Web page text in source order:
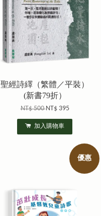
聖經詩繹（繁體／平裝）
(新書79折）
NT$ 500NT$ 395
加入購物車
優惠